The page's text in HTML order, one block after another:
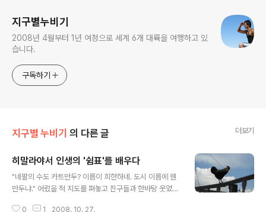
지구별누비기
2008년 4월부터 1년 여정으로 세계 6개 대륙을 여행하고 있
습니다.
구독하기
지구별 누비기 의 다른 글 더보기
히말라야서 인생의 '쉼표'를 배우다
"네팔의 수도 카트만두? 이름이 희한하네. 도시 이름에 웬
만두냐." 어렸을 적 지도를 펴놓고 친구들과 한바탕 웃었던
0 1 2008. 10. 27.